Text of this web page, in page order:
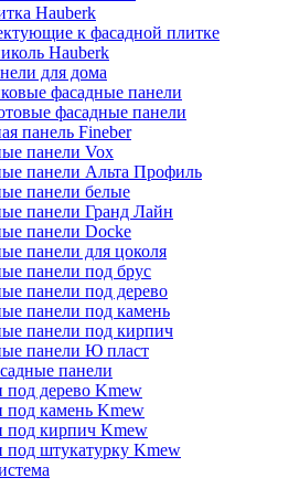
Hauberk
к фасадной плитке
Hauberk
для дома
фасадные панели
фасадные панели
панель Fineber
панели Vox
панели Альта Профиль
панели белые
панели Гранд Лайн
панели Docke
панели для цоколя
панели под брус
панели под дерево
панели под камень
панели под кирпич
панели Ю пласт
панели
под дерево Kmew
под камень Kmew
под кирпич Kmew
под штукатурку Kmew